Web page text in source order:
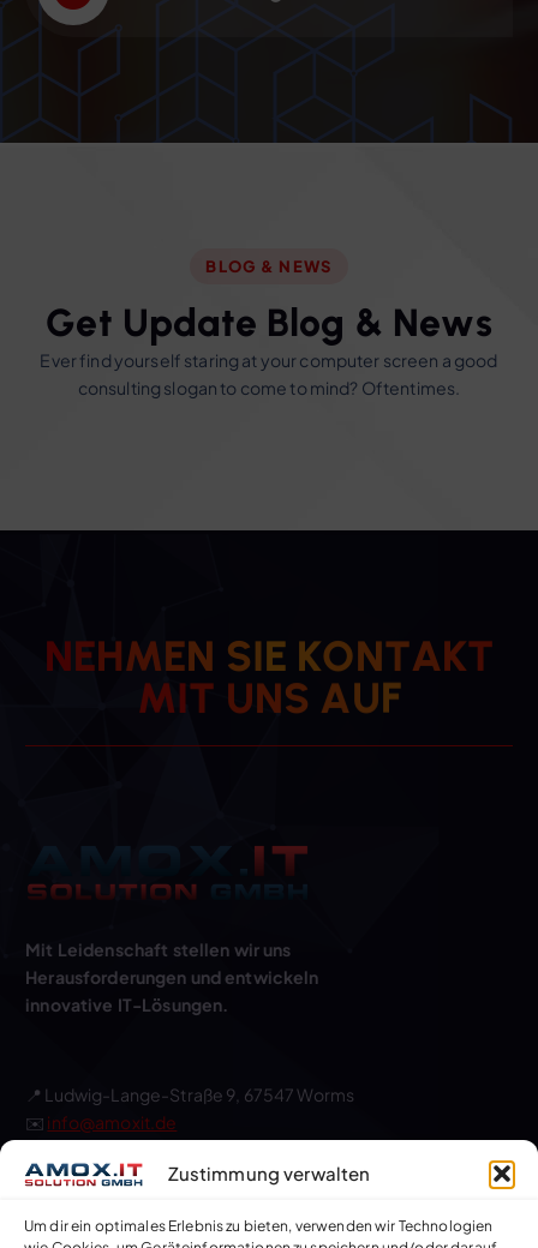
Zustimmung verwalten
Um dir ein optimales Erlebnis zu bieten, verwenden wir Technologien
BLOG & NEWS
Get Update B og & News
Ever find yourself staring at your computer screen a good
consulting slogan to come to mind? Oftentimes.
NEHMEN SIE KONTAKT
MIT UNS AUF
Mit Leidenschaft stellen wir uns
Herausforderungen und entwickeln
innovative IT-Lösungen.
📍 Ludwig-Lange-Straße 9, 67547 Worms
✉️ info@amoxit.de
🕒 Montag – Freitag:8:00 – 17:00,